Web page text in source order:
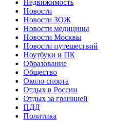
Недвижимость
Новости
Новости ЗОЖ
Новости медицины
Новости Москвы
Новости путешествий
Ноутбуки и ПК
Образование
Общество
Около спорта
Отдых в России
Отдых за границей
ПДД
Политика